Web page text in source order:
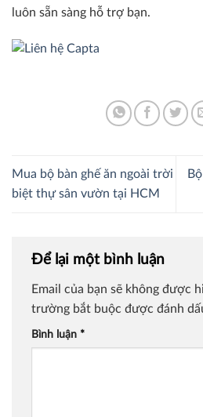
luôn sẵn sàng hỗ trợ bạn.
Mua bộ bàn ghế ăn ngoài trời
biệt thự sân vườn tại HCM
Để lại một bình luận
Email của bạn sẽ không được
trường bắt buộc được đánh
Bình luận *